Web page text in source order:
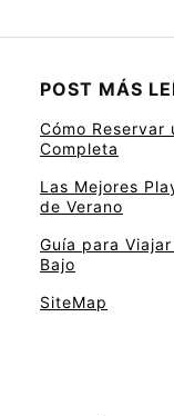
POST MÁS
Cómo Reservar
Completa
Las Mejores
de Verano
Guía para
Bajo
SiteMap